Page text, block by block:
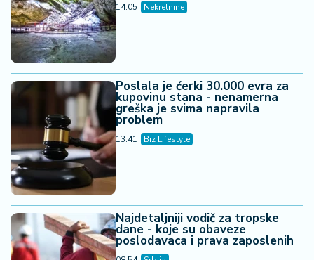
14:05 Nekretnine
Poslala je ćerki 30.000 evra za
kupovinu stana - nenamerna
greška je svima napravila
problem
13:41 Biz Lifestyle
Najdetaljniji vodič za tropske
dane - koje su obaveze
poslodavaca i prava zaposlenih